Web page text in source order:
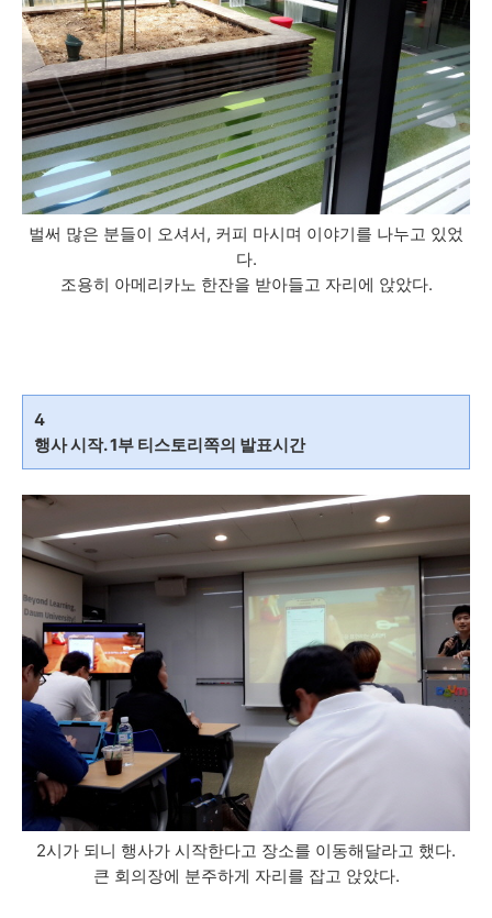
벌써 많은 분들이 오셔서, 커피 마시며 이야기를 나누고 있었
다.
조용히 아메리카노 한잔을 받아들고 자리에 앉았다.
4
행사 시작. 1부 티스토리쪽의 발표시간
2시가 되니 행사가 시작한다고 장소를 이동해달라고 했다.
큰 회의장에 분주하게 자리를 잡고 앉았다.